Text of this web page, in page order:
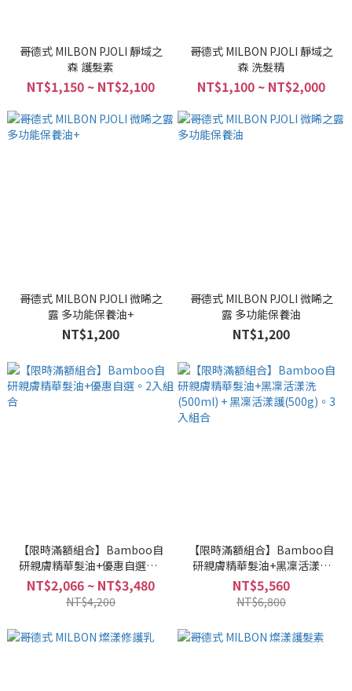
哥德式 MILBON PJOLI 靜域之
森 護髮素
NT$1,150 ~ NT$2,100
哥德式 MILBON PJOLI 靜域之
森 洗髮精
NT$1,100 ~ NT$2,000
哥德式 MILBON PJOLI 微晞之
露 多功能保養油+
NT$1,200
哥德式 MILBON PJOLI 微晞之
露 多功能保養油
NT$1,200
【限時滿額組合】Bamboo自
研親膚精華髮油+優惠自選。2
入組合
NT$2,066 ~ NT$3,480
NT$4,200
【限時滿額組合】Bamboo自
研親膚精華髮油+黑凜活漾洗
(500ml) + 黑凜活漾護(500g)。
3入組合
NT$5,560
NT$6,800